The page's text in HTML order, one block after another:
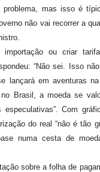
problema, mas isso é
não vai recorrer a
ou criar
“Não sei. Isso
lançará em aventuras
Brasil, a moeda se
Com
do real “não é tão
numa cesta de
sobre a folha de